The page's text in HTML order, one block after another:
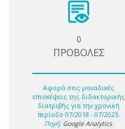
0
ΠΡΟΒΟΛΕΣ
Αφορά στις μοναδικές
επισκέψεις της διδακτορικής
διατριβής για την χρονική
περίοδο 07/2018 - 07/2023.
Πηγή: Google Analytics.